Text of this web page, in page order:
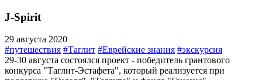
J-Spirit
29 августа 2020
#путешествия #Таглит #Еврейские знания #экскурсия
29-30 августа состоялся проект - победитель грантового
конкурса "Таглит-Эстафета", который реализуется при